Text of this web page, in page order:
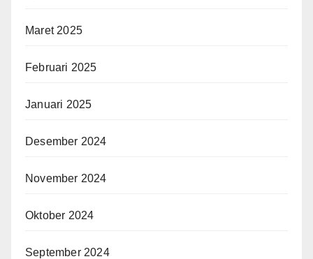
Maret 2025
Februari 2025
Januari 2025
Desember 2024
November 2024
Oktober 2024
September 2024